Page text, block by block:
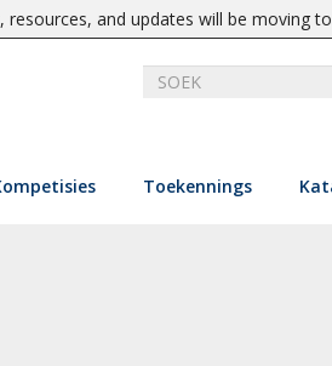
and updates will be moving to
Toekennings